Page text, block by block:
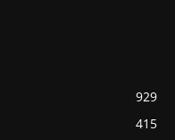
929
415